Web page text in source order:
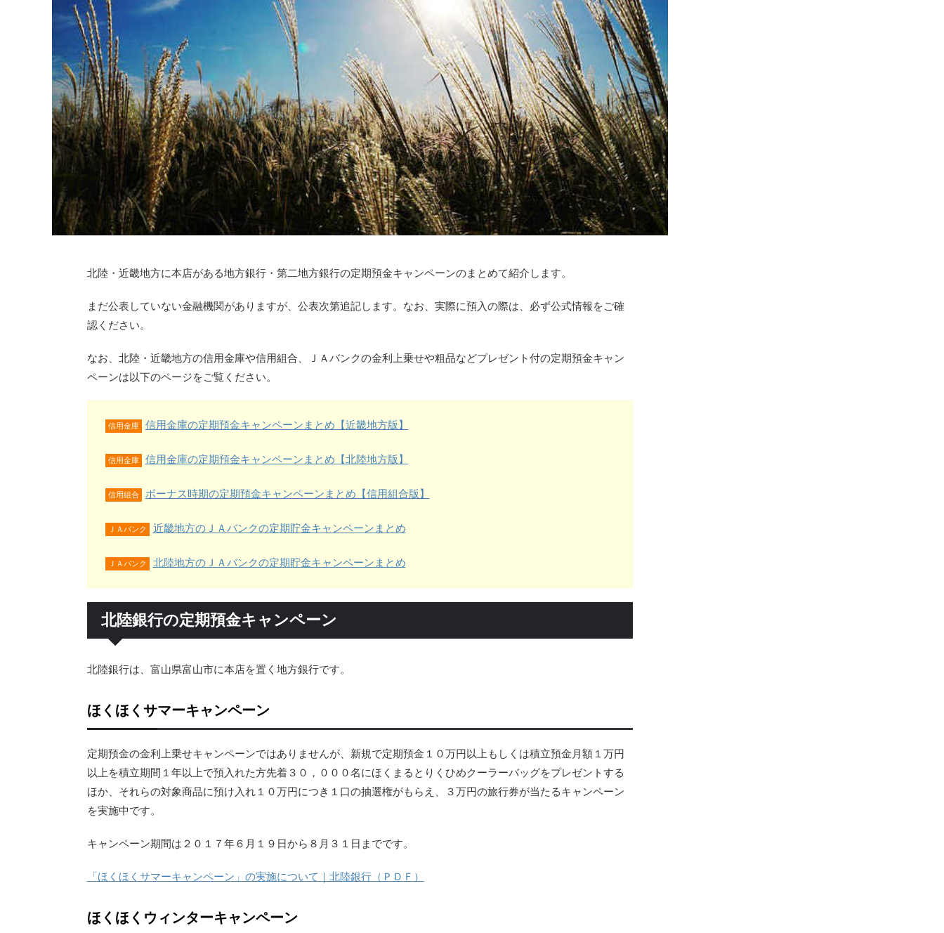
北陸・近畿地方に本店がある地方銀行・第二地方銀行の定期預金キャンペーンのまとめて紹介します。
まだ公表していない金融機関がありますが、公表次第追記します。なお、実際に預入の際は、必ず公式情報をご確
認ください。
なお、北陸・近畿地方の信用金庫や信用組合、ＪＡバンクの金利上乗せや粗品などプレゼント付の定期預金キャン
ペーンは以下のページをご覧ください。
信用金庫 信用金庫の定期預金キャンペーンまとめ【近畿地方版】
信用金庫 信用金庫の定期預金キャンペーンまとめ【北陸地方版】
信用組合 ボーナス時期の定期預金キャンペーンまとめ【信用組合版】
ＪＡバンク 近畿地方のＪＡバンクの定期貯金キャンペーンまとめ
ＪＡバンク 北陸地方のＪＡバンクの定期貯金キャンペーンまとめ
北陸銀行の定期預金キャンペーン
北陸銀行は、富山県富山市に本店を置く地方銀行です。
ほくほくサマーキャンペーン
定期預金の金利上乗せキャンペーンではありませんが、新規で定期預金１０万円以上もしくは積立預金月額１万円
以上を積立期間１年以上で預入れた方先着３０，０００名にほくまるとりくひめクーラーバッグをプレゼントする
ほか、それらの対象商品に預け入れ１０万円につき１口の抽選権がもらえ、３万円の旅行券が当たるキャンペーン
を実施中です。
キャンペーン期間は２０１７年６月１９日から８月３１日までです。
「ほくほくサマーキャンペーン」の実施について｜北陸銀行（ＰＤＦ）
ほくほくウィンターキャンペーン